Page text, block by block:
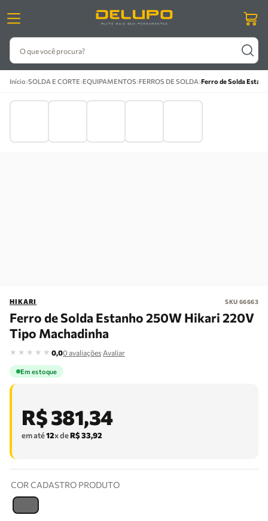
O que você procura?
Início›SOLDA E CORTE›EQUIPAMENTOS›FERROS DE SOLDA›Ferro de Solda
HIKARI SKU 66663
Ferro de Solda Estanho 250W Hikari 220V
Tipo Machadinha
★ ★ ★ ★ ★ 0,00 avaliações·Avaliar
Em estoque
R$381,34
em até12x deR$33,92
COR CADASTRO PRODUTO